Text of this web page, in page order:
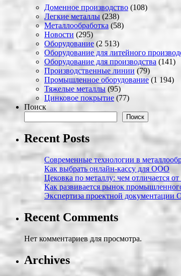
Доменное производство (108)
Легкие металлы (238)
Металлообработка (58)
Новости (295)
Оборудование (2 513)
Оборудование для литейного
Оборудование для производства (141)
Производственные линии (79)
Промышленное оборудование(1 194)
Тяжелые металлы (95)
Цинковое покрытие (77)
Поиск
Поиск
Recent Posts
Современные технологии в
Как выбрать онлайн-кассу для ООО
Цековка по металлу: чем отличается
Как развивается рынок
Экспертиза проектной документации
Recent Comments
Нет комментариев для просмотра.
Archives